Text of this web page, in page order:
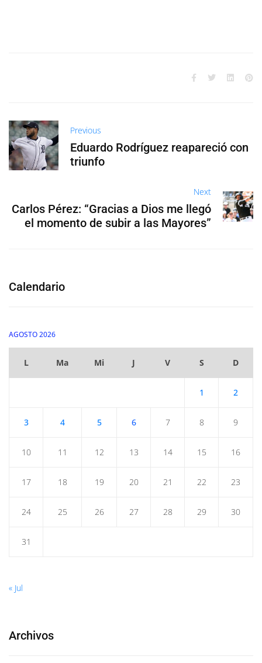
Previous
Eduardo Rodríguez reapareció con
triunfo
Next
Carlos Pérez: “Gracias a Dios me llegó
el momento de subir a las Mayores”
Calendario
AGOSTO 2026
L Ma Mi J V S D
1 2
3 4 5 6 7 8 9
10 11 12 13 14 15 16
17 18 19 20 21 22 23
24 25 26 27 28 29 30
31
« Jul
Archivos